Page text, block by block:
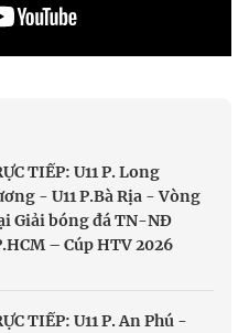
TIẾP: U11 P. Long
- U11 P.Bà Rịa - Vòng
Giải bóng đá TN-NĐ
– Cúp HTV 2026
TIẾP: U11 P. An Phú -